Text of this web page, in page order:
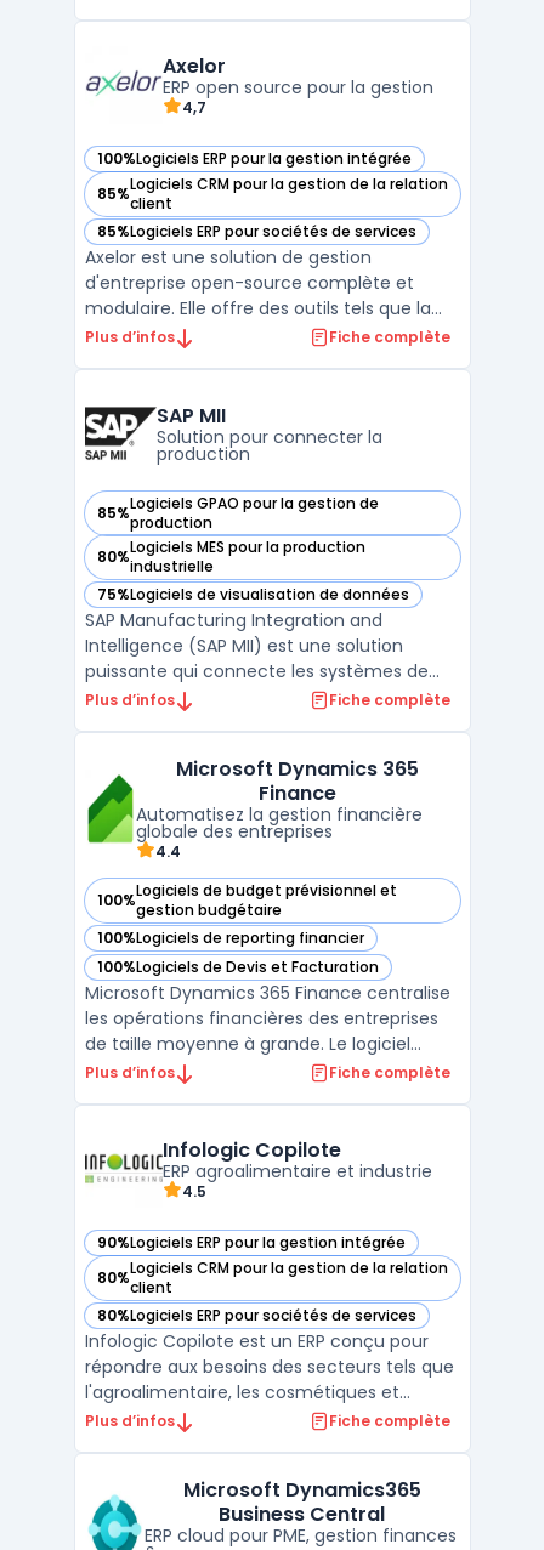
centraliser l’ensemble des processus métier
sur ...
Axelor
ERP open source pour la gestion
4,7
100%Logiciels ERP pour la gestion intégrée
— voir Axelor dans cette catégorie
85%Logiciels CRM pour la gestion de la relation
client
— voir Axelor dans cette catégorie
85%Logiciels ERP pour sociétés de services
— voir Axelor dans cette catégorie
Axelor est une solution de gestion
d'entreprise open-source complète et
modulaire. Elle offre des outils tels que la
gestion de la relation client, la gestion des
fonctionnalités. Axelor permet de gérer
efficacement la ch ...
Plus d’infos Fiche complète
SAP MII
Solution pour connecter la
production
85%Logiciels GPAO pour la gestion de
production
— voir SAP MII dans cette catégorie
80%Logiciels MES pour la production
industrielle
— voir SAP MII dans cette catégorie
75%Logiciels de visualisation de données
— voir SAP MII dans cette catégorie
SAP Manufacturing Integration and
Intelligence (SAP MII) est une solution
puissante qui connecte les systèmes de
production aux opérations commerciales
permet une intégration verticale des
données, reliant le ...
Plus d’infos Fiche complète
Microsoft Dynamics 365
Finance
Automatisez la gestion financière
globale des entreprises
4.4
100%Logiciels de budget prévisionnel et
gestion budgétaire
— voir Microsoft Dynamics 365 Finance dans cette
100%Logiciels de reporting financier
— voir Microsoft Dynamics 365 Finance dans cette
100%Logiciels de Devis et Facturation
— voir Microsoft Dynamics 365 Finance dans cette
Microsoft Dynamics 365 Finance centralise
les opérations financières des entreprises
de taille moyenne à grande. Le logiciel
prend en charge la gestion de la
fonctionnement en mode cloud adapte la
coordination à des environ ...
Plus d’infos Fiche complète
Infologic Copilote
ERP agroalimentaire et industrie
4.5
90%Logiciels ERP pour la gestion intégrée
— voir Infologic Copilote dans cette catégorie
80%Logiciels CRM pour la gestion de la relation
client
— voir Infologic Copilote dans cette catégorie
80%Logiciels ERP pour sociétés de services
— voir Infologic Copilote dans cette catégorie
Infologic Copilote est un ERP conçu pour
répondre aux besoins des secteurs tels que
l'agroalimentaire, les cosmétiques et
l'horticulture. Ce logiciel intègre les
des céréales, ainsi que d'autres domaines
clés ...
Plus d’infos Fiche complète
Microsoft Dynamics365
Business Central
ERP cloud pour PME, gestion finances